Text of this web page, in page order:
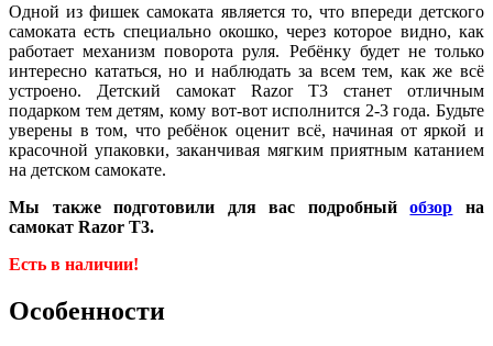
Одной из фишек самоката является то, что впереди детского
самоката есть специально окошко, через которое видно, как
работает механизм поворота руля. Ребёнку будет не только
интересно кататься, но и наблюдать за всем тем, как же всё
устроено. Детский самокат Razor T3 станет отличным
подарком тем детям, кому вот-вот исполнится 2-3 года. Будьте
уверены в том, что ребёнок оценит всё, начиная от яркой и
красочной упаковки, заканчивая мягким приятным катанием
на детском самокате.
Мы также подготовили для вас подробныйобзор на
самокат Razor T3.
Есть в наличии!
Особенности